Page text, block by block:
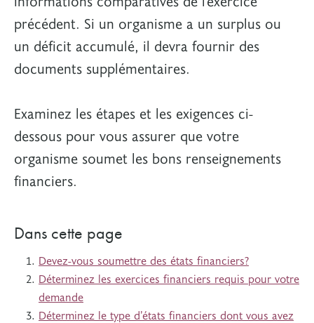
précédent. Si un organisme a un surplus ou
un déficit accumulé, il devra fournir des
documents supplémentaires.
Examinez les étapes et les exigences ci-
dessous pour vous assurer que votre
organisme soumet les bons renseignements
financiers.
Dans cette page
Devez-vous soumettre des états financiers?
Déterminez les exercices financiers requis pour votre
demande
Déterminez le type d’états financiers dont vous avez